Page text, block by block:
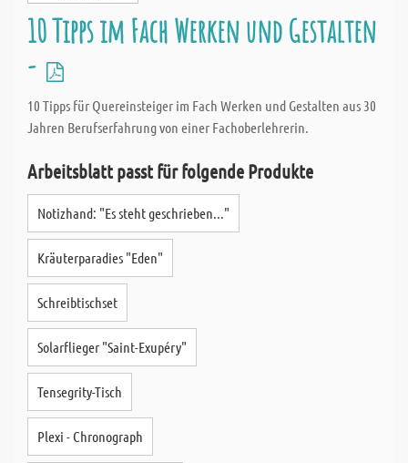
10 Tipps im Fach Werken und Gestalten
-
10 Tipps für Quereinsteiger im Fach Werken und Gestalten aus 30
Jahren Berufserfahrung von einer Fachoberlehrerin.
Arbeitsblatt passt für folgende Produkte
Notizhand: "Es steht geschrieben..."
Kräuterparadies "Eden"
Schreibtischset
Solarflieger "Saint-Exupéry"
Tensegrity-Tisch
Plexi - Chronograph